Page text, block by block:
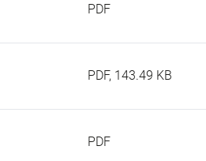
PDF
PDF, 143.49 KB
PDF